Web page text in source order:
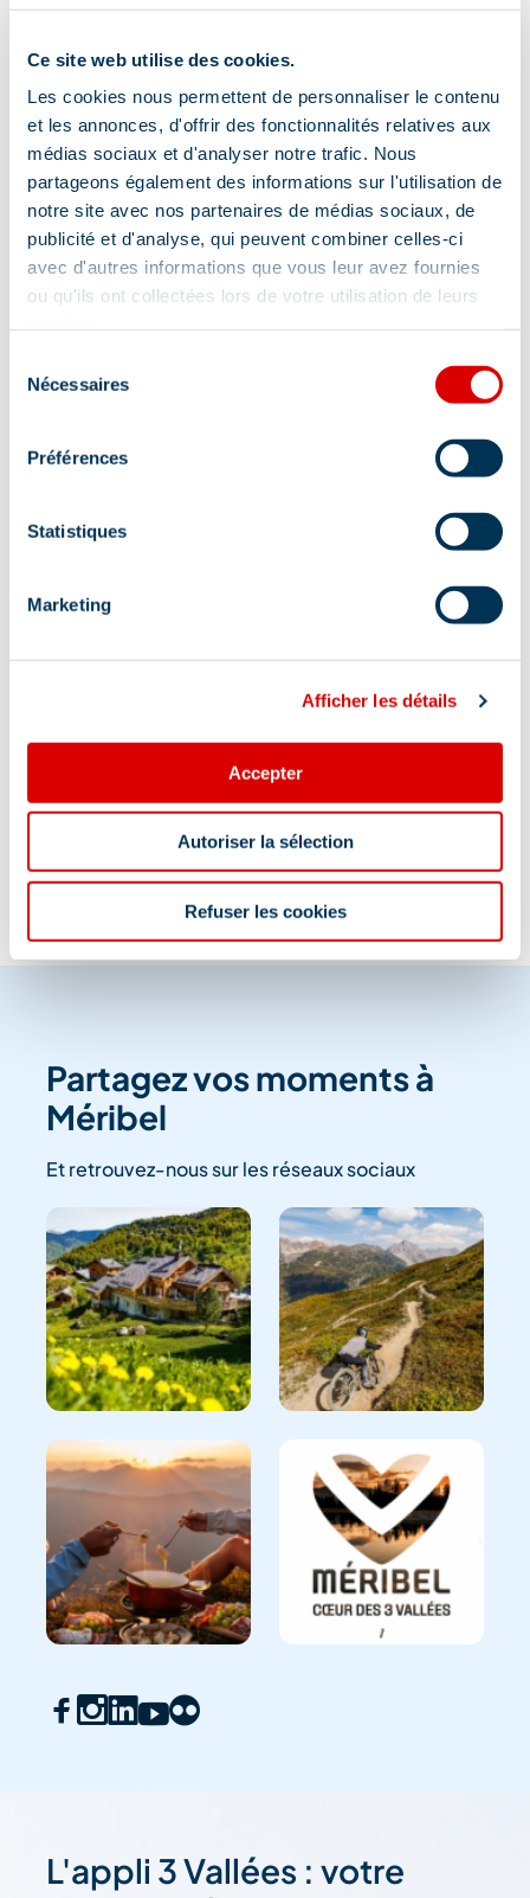
Ce site web utilise des cookies.
Les cookies nous permettent de personnaliser le contenu
et les annonces, d'offrir des fonctionnalités relatives aux
médias sociaux et d'analyser notre trafic. Nous
partageons également des informations sur l'utilisation de
notre site avec nos partenaires de médias sociaux, de
publicité et d'analyse, qui peuvent combiner celles-ci
avec d'autres informations que vous leur avez fournies
ou qu'ils ont collectées lors de votre utilisation de leurs
Nécessaires
Préférences
Statistiques
Marketing
Afficher les détails
Accepter
Autoriser la sélection
Refuser les cookies
Adresse :
Oui
Information mise à jour le
29/01/2026
Partagez vos moments à
Méribel
Et retrouvez-nous sur les réseaux sociaux
L'appli 3 Vallées : votre